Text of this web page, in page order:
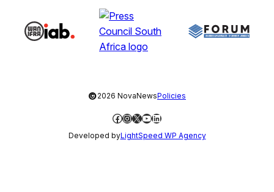
©2026 NovaNewsPolicies
Facebook
Instagram
X YouTube
LinkedIn
Developed byLightSpeed WP Agency